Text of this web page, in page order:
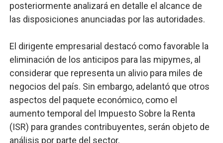
posteriormente analizará en detalle el alcance de
las disposiciones anunciadas por las autoridades.
El dirigente empresarial destacó como favorable la
eliminación de los anticipos para las mipymes, al
considerar que representa un alivio para miles de
negocios del país. Sin embargo, adelantó que otros
aspectos del paquete económico, como el
aumento temporal del Impuesto Sobre la Renta
(ISR) para grandes contribuyentes, serán objeto de
análisis por parte del sector.